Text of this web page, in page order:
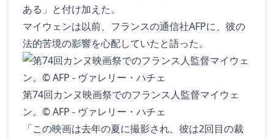
ある」と付け加えた。
マイウェンは以前、フランスの通信社AFPに、彼の
法的苦境の影響を心配していたと語った。
第74回カンヌ映画祭でのフランス人監督マイウェ
ン。© AFP - ヴァレリー・ハチェ
「この映画は去年の夏に撮影され、彼は2回目の裁